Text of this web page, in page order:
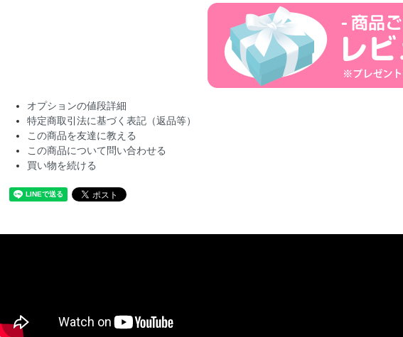
オプションの値段詳細
特定商取引法に基づく表記（返品等）
この商品を友達に教える
この商品について問い合わせる
買い物を続ける